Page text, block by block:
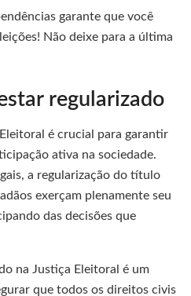
garante que você
Não deixe para a última
regularizado
é crucial para garantir
ativa na sociedade.
a regularização do título
exerçam plenamente seu
das decisões que
na Justiça Eleitoral é um
que todos os direitos civis